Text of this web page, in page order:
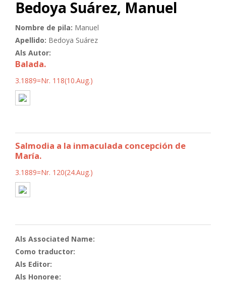
Bedoya Suárez, Manuel
Nombre de pila: Manuel
Apellido: Bedoya Suárez
Als Autor:
Balada.
3.1889=Nr. 118(10.Aug.)
Salmodia a la inmaculada concepción de
María.
3.1889=Nr. 120(24.Aug.)
Als Associated Name:
Como traductor:
Als Editor:
Als Honoree: